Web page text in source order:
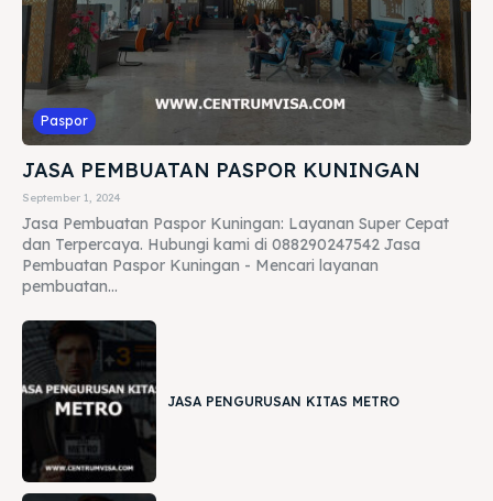
Paspor
JASA PEMBUATAN PASPOR KUNINGAN
September 1, 2024
Jasa Pembuatan Paspor Kuningan: Layanan Super Cepat
dan Terpercaya. Hubungi kami di 088290247542 Jasa
Pembuatan Paspor Kuningan - Mencari layanan
pembuatan...
JASA PENGURUSAN KITAS METRO